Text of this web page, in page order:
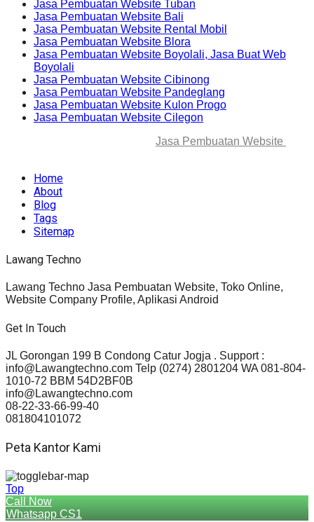
Jasa Pembuatan Website Tuban
Jasa Pembuatan Website Bali
Jasa Pembuatan Website Rental Mobil
Jasa Pembuatan Website Blora
Jasa Pembuatan Website Boyolali, Jasa Buat Web
Boyolali
Jasa Pembuatan Website Cibinong
Jasa Pembuatan Website Pandeglang
Jasa Pembuatan Website Kulon Progo
Jasa Pembuatan Website Cilegon
Jasa Pembuatan Website
Home
About
Blog
Tags
Sitemap
Lawang Techno
Lawang Techno Jasa Pembuatan Website, Toko Online,
Website Company Profile, Aplikasi Android
Get In Touch
JL Gorongan 199 B Condong Catur Jogja . Support :
info@Lawangtechno.com Telp (0274) 2801204 WA 081-804-
1010-72 BBM 54D2BF0B
info@Lawangtechno.com
08-22-33-66-99-40
081804101072
Peta Kantor Kami
Top
Call Now
Whatsapp CS1